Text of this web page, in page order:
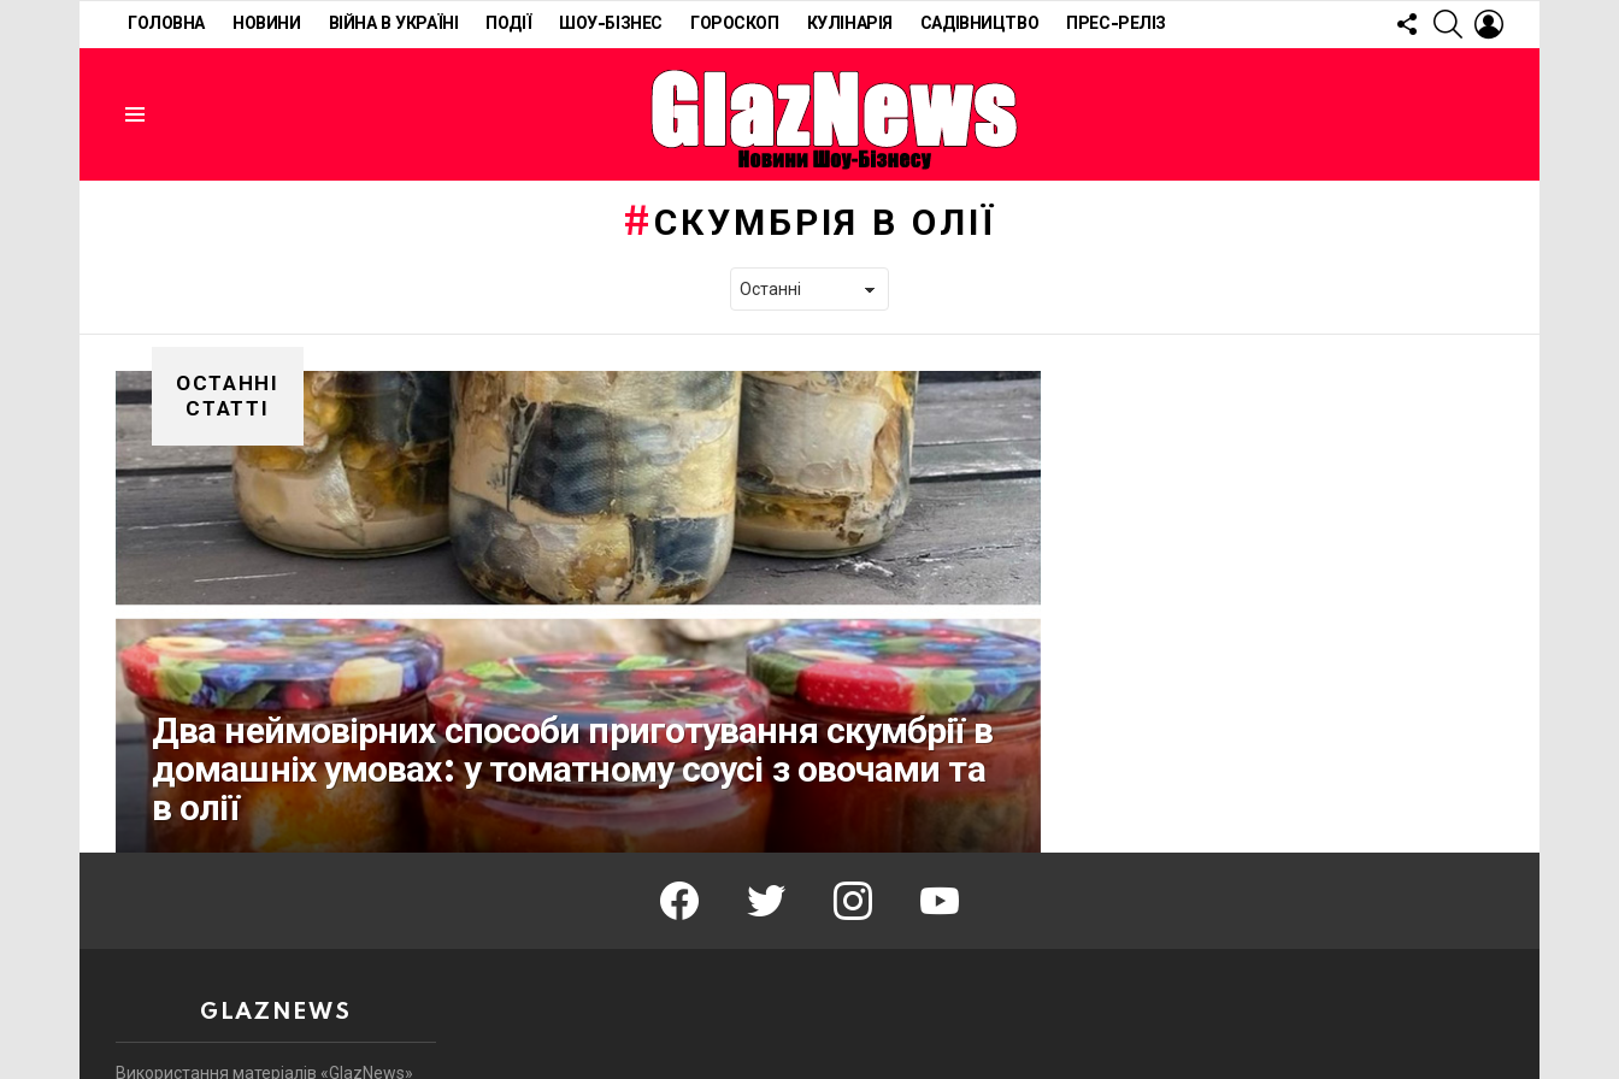
ГОЛОВНА НОВИНИ ВІЙНА В УКРАЇНІ ПОДІЇ ШОУ-БІЗНЕС ГОРОСКОП КУЛІНАРІЯ САДІВНИЦТВО ПРЕС-РЕЛІЗ
FOLLOW
US
SEARCH
СКУМБРІЯ В ОЛІЇ
ОСТАННІ
СТАТТІ
Два неймовірних способи приготування скумбрії в
домашніх умовах: у томатному соусі з овочами та
в олії
facebook twitter instagram youtube
GLAZNEWS
Використання матеріалів «GlazNews»